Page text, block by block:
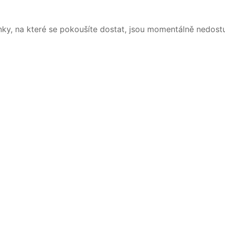
na které se pokoušíte dostat, jsou momentálně